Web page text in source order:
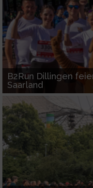
B2Run Dillingen
Saarland
Verwendung
von Inhalten
IAB-Besonderheiten:
Verwendung genauer
Geräte anhand von
Informationen
Nicht-IAB-
Notwendig
Performance